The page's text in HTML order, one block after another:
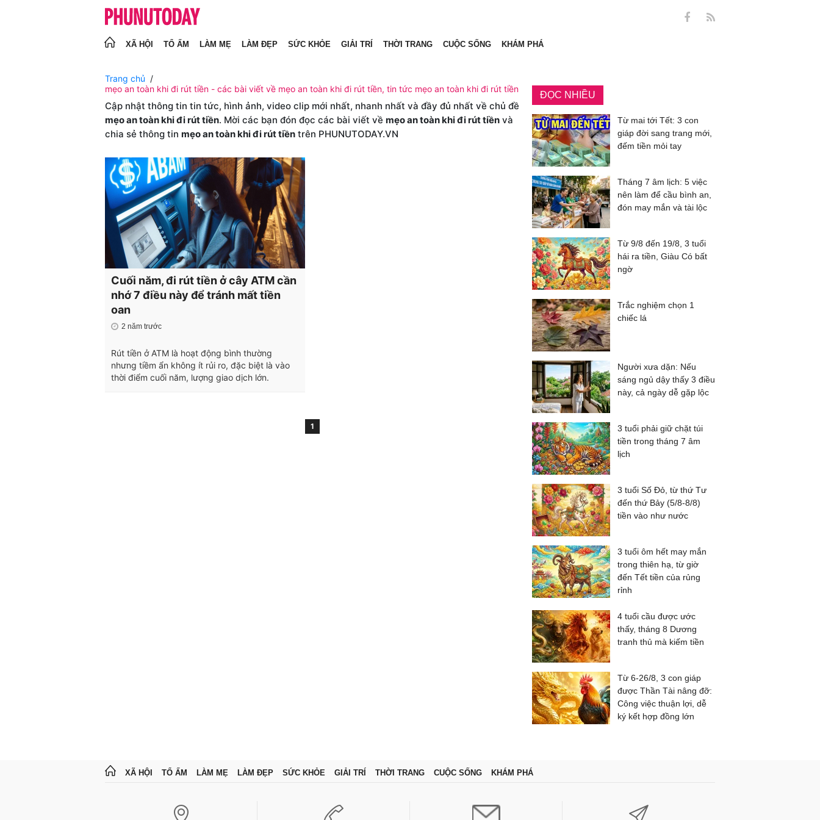
XÃ HỘI TỔ ẤM LÀM MẸ LÀM ĐẸP SỨC KHỎE GIẢI TRÍ THỜI TRANG CUỘC SỐNG KHÁM PHÁ
Trang chủ
mẹo an toàn khi đi rút tiền - các bài viết về mẹo an toàn khi đi rút tiền, tin tức mẹo an toàn khi đi rút tiền
Cập nhật thông tin tin tức, hình ảnh, video clip mới nhất, nhanh nhất và đầy đủ nhất về chủ đề
mẹo an toàn khi đi rút tiền. Mời các bạn đón đọc các bài viết về mẹo an toàn khi đi rút tiền và
chia sẻ thông tin mẹo an toàn khi đi rút tiền trên PHUNUTODAY.VN
Cuối năm, đi rút tiền ở cây ATM cần
nhớ 7 điều này để tránh mất tiền
oan
2 năm trước
Rút tiền ở ATM là hoạt động bình thường
nhưng tiềm ẩn không ít rủi ro, đặc biệt là vào
thời điểm cuối năm, lượng giao dịch lớn.
1
ĐỌC NHIỀU
Từ mai tới Tết: 3 con
giáp đời sang trang mới,
đếm tiền mỏi tay
Tháng 7 âm lịch: 5 việc
nên làm để cầu bình an,
đón may mắn và tài lộc
Từ 9/8 đến 19/8, 3 tuổi
hái ra tiền, Giàu Có bất
ngờ
Trắc nghiệm chọn 1
chiếc lá
Người xưa dặn: Nếu
sáng ngủ dậy thấy 3 điều
này, cả ngày dễ gặp lộc
3 tuổi phải giữ chặt túi
tiền trong tháng 7 âm
lịch
3 tuổi Số Đỏ, từ thứ Tư
đến thứ Bảy (5/8-8/8)
tiền vào như nước
3 tuổi ôm hết may mắn
trong thiên hạ, từ giờ
đến Tết tiền của rủng
rỉnh
4 tuổi cầu được ước
thấy, tháng 8 Dương
tranh thủ mà kiếm tiền
Từ 6-26/8, 3 con giáp
được Thần Tài nâng đỡ:
Công việc thuận lợi, dễ
ký kết hợp đồng lớn
XÃ HỘI TỔ ẤM LÀM MẸ LÀM ĐẸP SỨC KHỎE GIẢI TRÍ THỜI TRANG CUỘC SỐNG KHÁM PHÁ